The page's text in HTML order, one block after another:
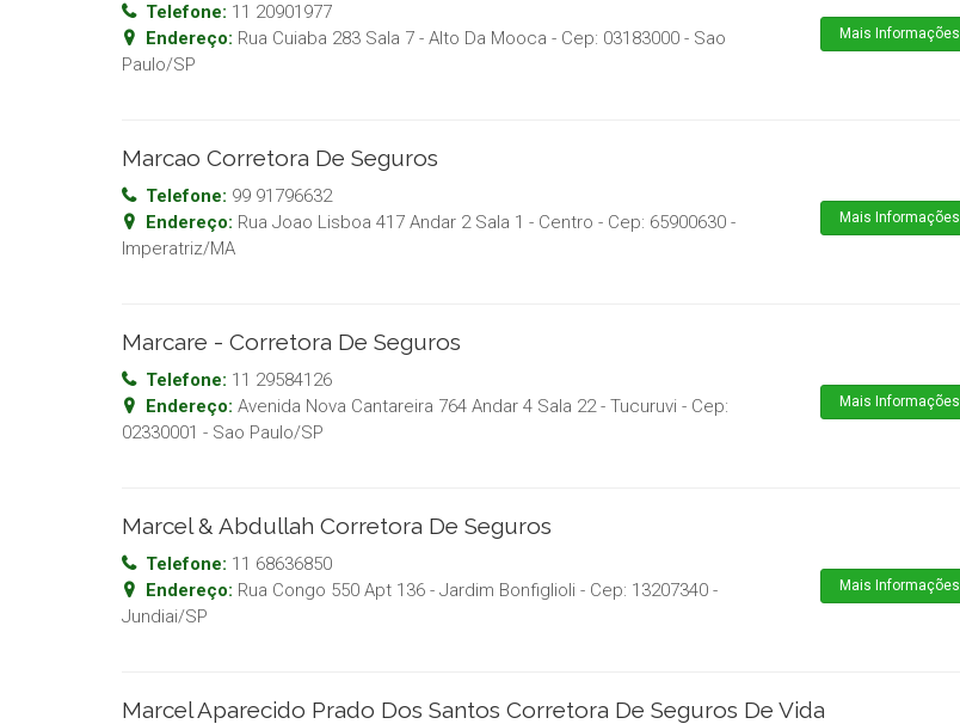
Telefone: 11 20901977
Endereço: Rua Cuiaba 283 Sala 7 - Alto Da Mooca - Cep: 03183000 - Sao
Paulo/SP
Mais Informações
Marcao Corretora De Seguros
Telefone: 99 91796632
Endereço: Rua Joao Lisboa 417 Andar 2 Sala 1 - Centro - Cep: 65900630 -
Imperatriz/MA
Mais Informações
Marcare - Corretora De Seguros
Telefone: 11 29584126
Endereço: Avenida Nova Cantareira 764 Andar 4 Sala 22 - Tucuruvi - Cep:
02330001 - Sao Paulo/SP
Mais Informações
Marcel & Abdullah Corretora De Seguros
Telefone: 11 68636850
Endereço: Rua Congo 550 Apt 136 - Jardim Bonfiglioli - Cep: 13207340 -
Jundiai/SP
Mais Informações
Marcel Aparecido Prado Dos Santos Corretora De Seguros De Vida